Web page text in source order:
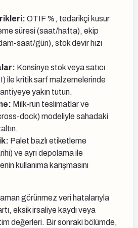
OTIF %, tedarikçi kusur
süresi (saat/hafta), ekip
saat/gün), stok devir hızı
Konsinye stok veya satıcı
ile kritik sarf malzemelerinde
yakın tutun.
Milk-run teslimatlar ve
dock) modeliyle sahadaki
Palet bazlı etiketleme
ve ayrı depolama ile
kullanıma karışmasını
görünmez veri hatalarıyla
eksik irsaliye kaydı veya
değerleri. Bir sonraki bölümde,